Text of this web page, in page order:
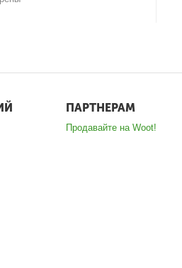
ПАРТНЕРАМ
Продавайте на Woot!